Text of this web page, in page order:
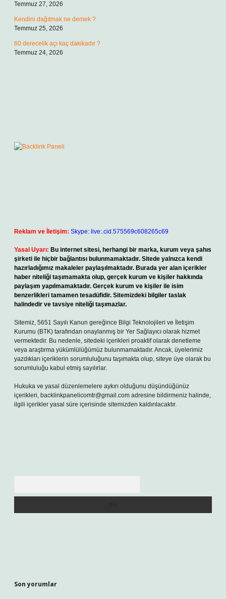
Temmuz 27, 2026
Kendini dağıtmak ne demek ?
Temmuz 25, 2026
60 derecelik açı kaç dakikadır ?
Temmuz 24, 2026
Reklam ve İletişim: Skype: live:.cid.575569c608265c69
Yasal Uyarı: Bu internet sitesi, herhangi bir marka, kurum veya şahıs
şirketi ile hiçbir bağlantısı bulunmamaktadır. Sitede yalnızca kendi
hazırladığımız makaleler paylaşılmaktadır. Burada yer alan içerikler
haber niteliği taşımamakta olup, gerçek kurum ve kişiler hakkında
paylaşım yapılmamaktadır. Gerçek kurum ve kişiler ile isim
benzerlikleri tamamen tesadüfidir. Sitemizdeki bilgiler taslak
halindedir ve tavsiye niteliği taşımazlar.
Sitemiz, 5651 Sayılı Kanun gereğince Bilgi Teknolojileri ve İletişim
Kurumu (BTK) tarafından onaylanmış bir Yer Sağlayıcı olarak hizmet
vermektedir. Bu nedenle, sitedeki içerikleri proaktif olarak denetleme
veya araştırma yükümlülüğümüz bulunmamaktadır. Ancak, üyelerimiz
yazdıkları içeriklerin sorumluluğunu taşımakta olup, siteye üye olarak bu
sorumluluğu kabul etmiş sayılırlar.
Hukuka ve yasal düzenlemelere aykırı olduğunu düşündüğünüz
içerikleri, backlinkpanelicomtr@gmail.com adresine bildirmeniz halinde,
ilgili içerikler yasal süre içerisinde sitemizden kaldırılacaktır.
Son yorumlar